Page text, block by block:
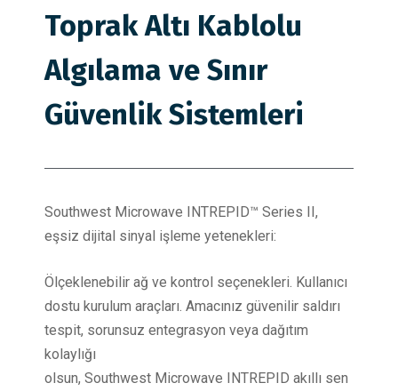
Toprak Altı Kablolu
Algılama ve Sınır
Güvenlik Sistemleri
Southwest Microwave INTREPID™ Series II,
eşsiz dijital sinyal işleme yetenekleri:
Ölçeklenebilir ağ ve kontrol seçenekleri. Kullanıcı
dostu kurulum araçları. Amacınız güvenilir saldırı
tespit, sorunsuz entegrasyon veya dağıtım
kolaylığı
olsun, Southwest Microwave INTREPID akıllı sen